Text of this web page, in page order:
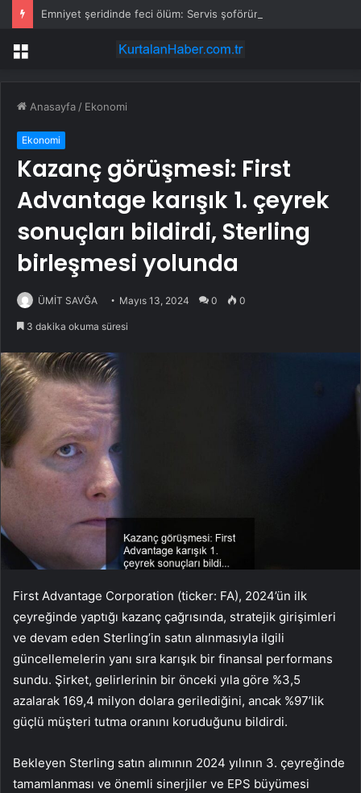
Menü
Anasayfa / Ekonomi
Ekonomi
Kazanç görüşmesi: First
Advantage karışık 1. çeyrek
sonuçları bildirdi, Sterling
birleşmesi yolunda
ÜMİT SAVĞA Mayıs 13, 2024 0 0
3 dakika okuma süresi
First Advantage Corporation (ticker: FA), 2024’ün ilk
çeyreğinde yaptığı kazanç çağrısında, stratejik girişimleri
ve devam eden Sterling’in satın alınmasıyla ilgili
güncellemelerin yanı sıra karışık bir finansal performans
sundu. Şirket, gelirlerinin bir önceki yıla göre %3,5
azalarak 169,4 milyon dolara gerilediğini, ancak %97’lik
güçlü müşteri tutma oranını koruduğunu bildirdi.
Bekleyen Sterling satın alımının 2024 yılının 3. çeyreğinde
tamamlanması ve önemli sinerjiler ve EPS büyümesi